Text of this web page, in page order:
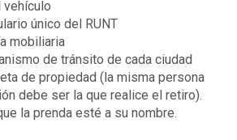
vehículo
único del RUNT
mobiliaria
de tránsito de cada ciudad
de propiedad (la misma persona
debe ser la que realice el retiro).
la prenda esté a su nombre.